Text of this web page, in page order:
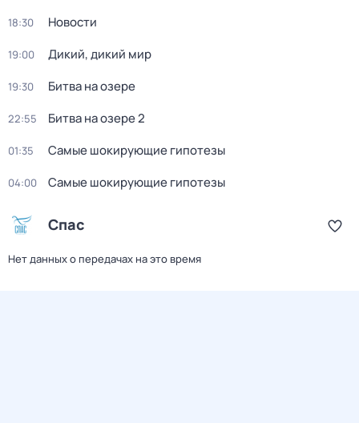
18:30 Новости
19:00 Дикий, дикий мир
19:30 Битва на озере
22:55 Битва на озере 2
01:35 Самые шoкиpующие гипотезы
04:00 Самые шoкиpующие гипотезы
Спас
Нет данных о передачах на это время